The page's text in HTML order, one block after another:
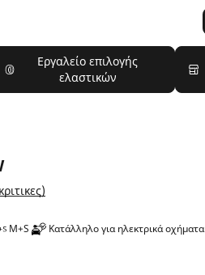
Εργαλείο επιλογής
ελαστικών
M+S Κατάλληλο για ηλεκτρικά οχήματα